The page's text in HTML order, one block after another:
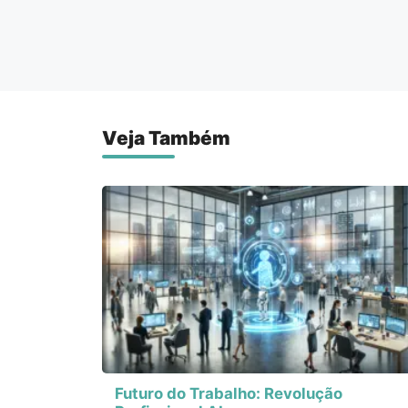
Veja Também
Futuro do Trabalho: Revolução